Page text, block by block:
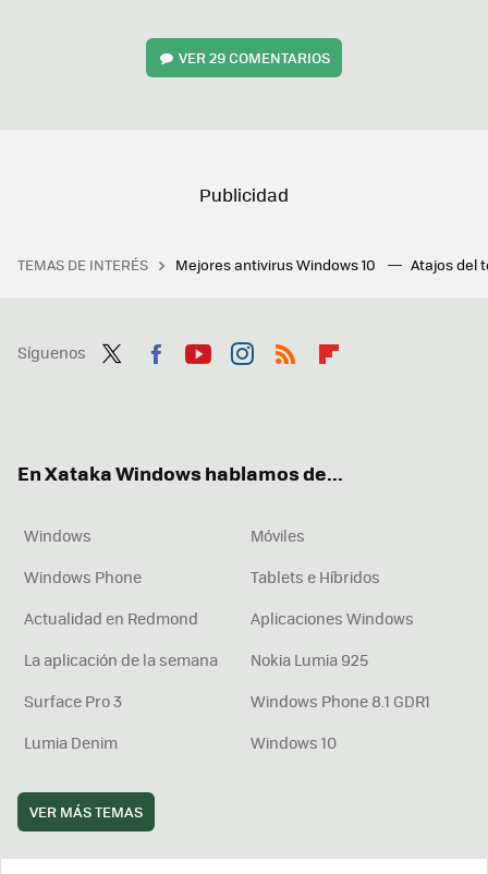
VER29 COMENTARIOS
TEMAS DE INTERÉS Mejores antivirus Windows 10 Atajos del
Síguenos
En Xataka Windows hablamos de...
Windows
Móviles
Windows Phone
Tablets e Híbridos
Actualidad en Redmond
Aplicaciones Windows
La aplicación de la semana
Nokia Lumia 925
Surface Pro 3
Windows Phone 8.1 GDR1
Lumia Denim
Windows 10
VER MÁS TEMAS